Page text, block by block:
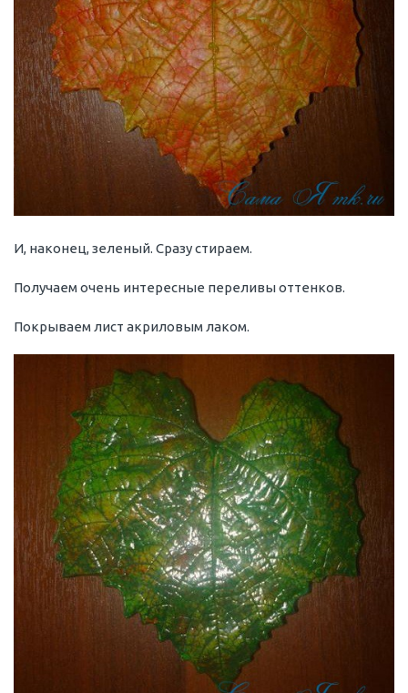
И, наконец, зеленый. Сразу стираем.
Получаем очень интересные переливы оттенков.
Покрываем лист акриловым лаком.